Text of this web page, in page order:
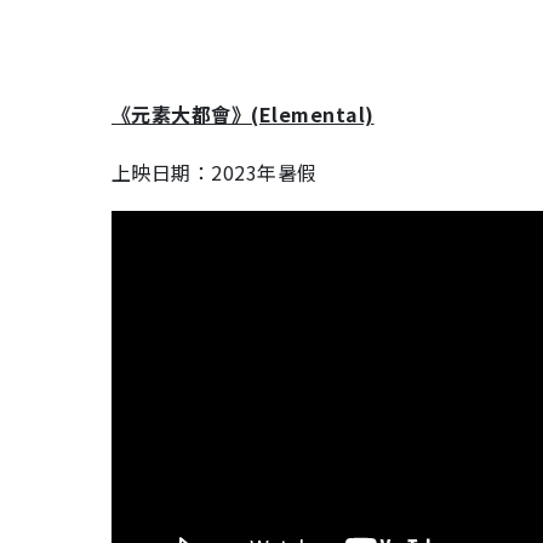
《元素大都會》(Elemental)
上映日期：2023年暑假